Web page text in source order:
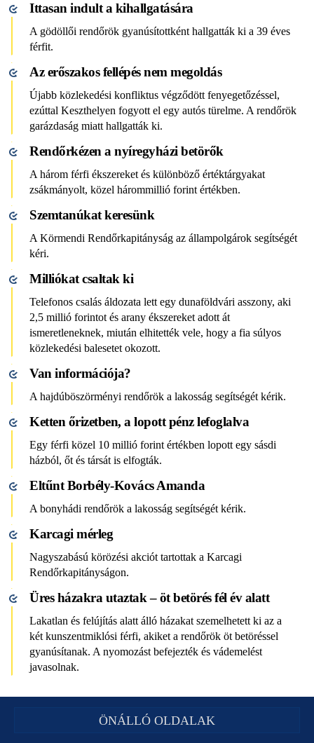
Ittasan indult a kihallgatására
A gödöllői rendőrök gyanúsítottként hallgatták ki a 39 éves
férfit.
Az erőszakos fellépés nem megoldás
Újabb közlekedési konfliktus végződött fenyegetőzéssel,
ezúttal Keszthelyen fogyott el egy autós türelme. A rendőrök
garázdaság miatt hallgatták ki.
Rendőrkézen a nyíregyházi betörők
A három férfi ékszereket és különböző értéktárgyakat
zsákmányolt, közel hárommillió forint értékben.
Szemtanúkat keresünk
A Körmendi Rendőrkapitányság az állampolgárok segítségét
kéri.
Milliókat csaltak ki
Telefonos csalás áldozata lett egy dunaföldvári asszony, aki
2,5 millió forintot és arany ékszereket adott át
ismeretleneknek, miután elhitették vele, hogy a fia súlyos
közlekedési balesetet okozott.
Van információja?
A hajdúböszörményi rendőrök a lakosság segítségét kérik.
Ketten őrizetben, a lopott pénz lefoglalva
Egy férfi közel 10 millió forint értékben lopott egy sásdi
házból, őt és társát is elfogták.
Eltűnt Borbély-Kovács Amanda
A bonyhádi rendőrök a lakosság segítségét kérik.
Karcagi mérleg
Nagyszabású körözési akciót tartottak a Karcagi
Rendőrkapitányságon.
Üres házakra utaztak – öt betörés fél év alatt
Lakatlan és felújítás alatt álló házakat szemelhetett ki az a
két kunszentmiklósi férfi, akiket a rendőrök öt betöréssel
gyanúsítanak. A nyomozást befejezték és vádemelést
javasolnak.
ÖNÁLLÓ OLDALAK